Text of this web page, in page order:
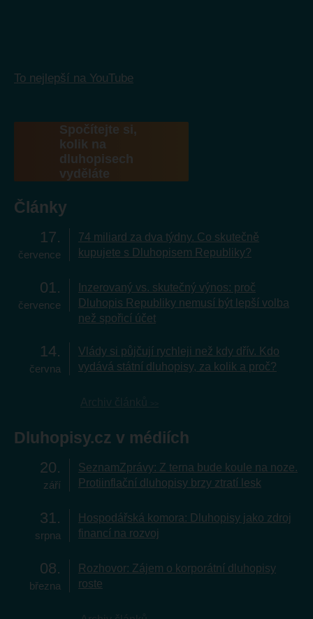
To nejlepší na YouTube
Spočítejte si,
kolik na
dluhopisech
vyděláte
Články
17
července
74 miliard za dva týdny. Co skutečně
kupujete s Dluhopisem Republiky?
01
července
Inzerovaný vs. skutečný výnos: proč
Dluhopis Republiky nemusí být lepší volba
než spořicí účet
14
června
Vlády si půjčují rychleji než kdy dřív. Kdo
vydává státní dluhopisy, za kolik a proč?
Dluhopisy.cz v médiích
20
září
SeznamZprávy: Z terna bude koule na noze.
Protiinflační dluhopisy brzy ztratí lesk
31
srpna
Hospodářská komora: Dluhopisy jako zdroj
financí na rozvoj
08
března
Rozhovor: Zájem o korporátní dluhopisy
roste